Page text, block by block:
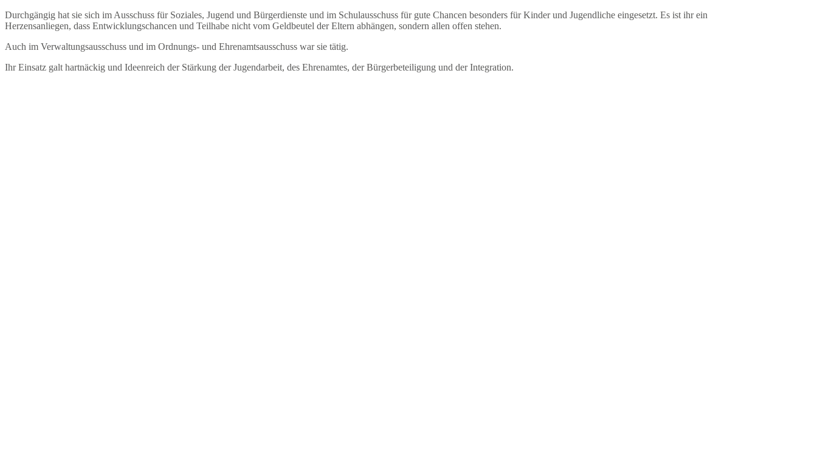
Durchgängig hat sie sich im Ausschuss für Soziales, Jugend und Bürgerdienste und im Schulausschuss für gute Chancen besonders für Kinder und Jugendliche eingesetzt. Es ist ihr ein
Herzensanliegen, dass Entwicklungschancen und Teilhabe nicht vom Geldbeutel der Eltern abhängen, sondern allen offen stehen.
Auch im Verwaltungsausschuss und im Ordnungs- und Ehrenamtsausschuss war sie tätig.
Ihr Einsatz galt hartnäckig und Ideenreich der Stärkung der Jugendarbeit, des Ehrenamtes, der Bürgerbeteiligung und der Integration.